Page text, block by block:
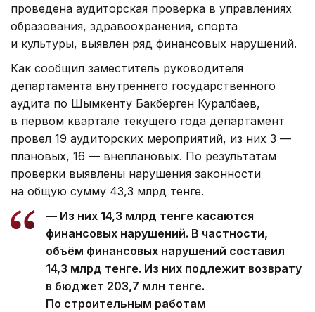
проведена аудиторская проверка в управлениях
образования, здравоохранения, спорта
и культуры, выявлен ряд финансовых нарушений.
Как сообщил заместитель руководителя
департамента внутреннего государственного
аудита по Шымкенту Бакберген Куралбаев,
в первом квартале текущего года департамент
провел 19 аудиторских мероприятий, из них 3 —
плановых, 16 — внеплановых. По результатам
проверки выявлены нарушения законности
на общую сумму 43,3 млрд тенге.
— Из них 14,3 млрд тенге касаются
финансовых нарушений. В частности,
объём финансовых нарушений составил
14,3 млрд тенге. Из них подлежит возврату
в бюджет 203,7 млн тенге.
По строительным работам